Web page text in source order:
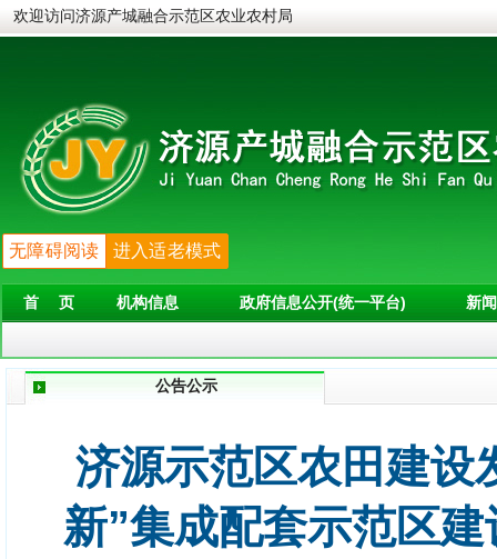
欢迎访问济源产城融合示范区农业农村局
无障碍阅读 进入适老模式
首 页 机构信息 政府信息公开(统一平台) 新
公告公示
济源示范区农田建设
新”集成配套示范区